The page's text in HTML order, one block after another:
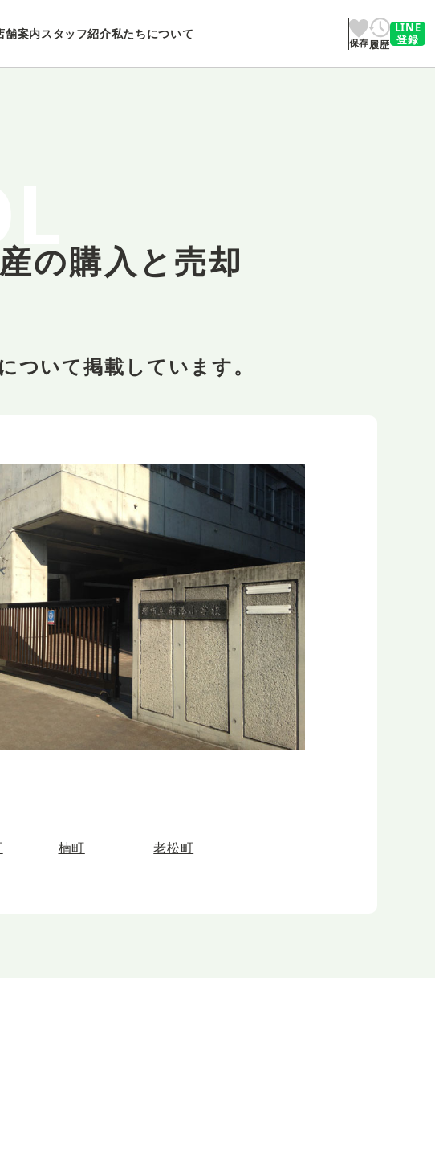
舗案内スタッフ紹介私たちについて
保存履歴
LINE
登録
の購入と売却
ついて掲載しています。
楠町
老松町